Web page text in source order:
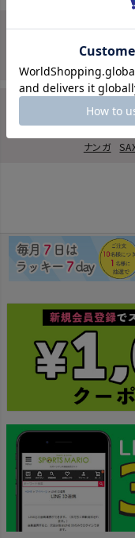
通学
ビジネス
インフィット INFIT
オン On
スポーツマリオTOP
ベースボールマリオ（野
お気に入り
ご利用ガイド
商
注目キーワード：夏コーデ
インフィット
エルドレッ
ナンガ